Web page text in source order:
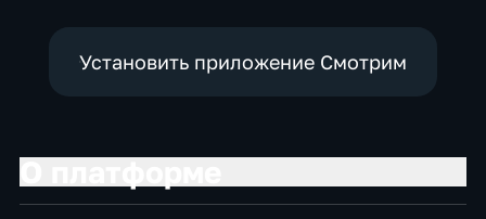
Установить приложение Смотрим